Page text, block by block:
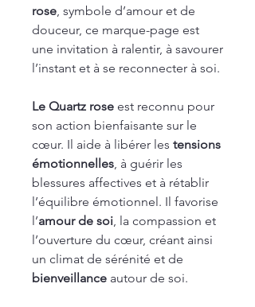
rose, symbole d’amour et de
douceur, ce marque-page est
une invitation à ralentir, à savourer
l’instant et à se reconnecter à soi.
Le Quartz rose est reconnu pour
son action bienfaisante sur le
cœur. Il aide à libérer les tensions
émotionnelles, à guérir les
blessures affectives et à rétablir
l’équilibre émotionnel. Il favorise
l’amour de soi, la compassion et
l’ouverture du cœur, créant ainsi
un climat de sérénité et de
bienveillance autour de soi.